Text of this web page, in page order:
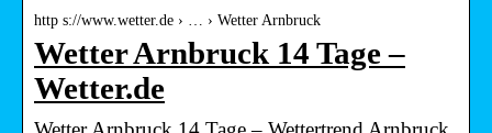
http s://www.wetter.de › … › Wetter Arnbruck
Wetter Arnbruck 14 Tage –
Wetter.de